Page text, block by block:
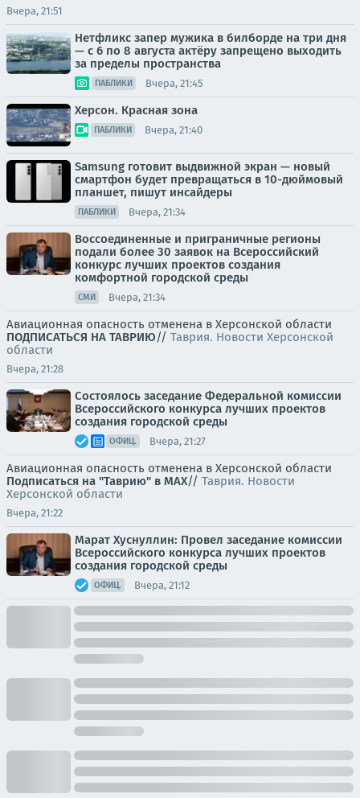
Вчера, 21:51
Нетфликс запер мужика в билборде на три дня
— с 6 по 8 августа актёру запрещено выходить
за пределы пространства
ПАБЛИКИ Вчера, 21:45
Херсон. Красная зона
ПАБЛИКИ Вчера, 21:40
Samsung готовит выдвижной экран — новый
смартфон будет превращаться в 10-дюймовый
планшет, пишут инсайдеры
ПАБЛИКИ Вчера, 21:34
Воссоединенные и приграничные регионы
подали более 30 заявок на Всероссийский
конкурс лучших проектов создания
комфортной городской среды
СМИ Вчера, 21:34
Авиационная опасность отменена в Херсонской области
ПОДПИСАТЬСЯ НА ТАВРИЮ// Таврия. Новости Херсонской
области
Вчера, 21:28
Состоялось заседание Федеральной комиссии
Всероссийского конкурса лучших проектов
создания городской среды
ОФИЦ. Вчера, 21:27
Авиационная опасность отменена в Херсонской области
Подписаться на "Таврию" в MAX// Таврия. Новости
Херсонской области
Вчера, 21:22
Марат Хуснуллин: Провел заседание комиссии
Всероссийского конкурса лучших проектов
создания городской среды
ОФИЦ. Вчера, 21:12